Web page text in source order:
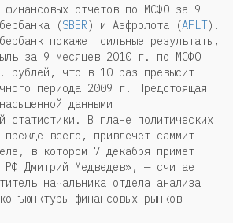
финансовых отчетов по МСФО за 9
(SBER) и Аэфролота (AFLT).
покажет сильные результаты,
за 9 месяцев 2010 г. по МСФО
рублей, что в 10 раз превысит
периода 2009 г. Предстоящая
данными
статистики. В плане политических
всего, привлечет саммит
в котором 7 декабря примет
РФ Дмитрий Медведев», — считает
начальника отдела анализа
финансовых рынков